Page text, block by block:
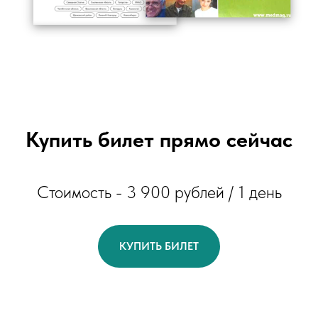
Купить билет прямо сейчас
Стоимость - 3 900 рублей / 1 день
КУПИТЬ БИЛЕТ